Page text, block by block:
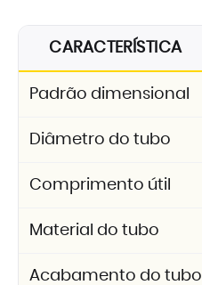
CARACTERÍSTICA
Padrão dimensional
Diâmetro do tubo
Comprimento útil
Material do tubo
Acabamento do tubo